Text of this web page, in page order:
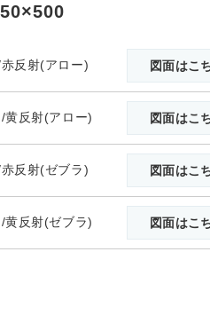
反射(アロー) 図面はこ
黄反射(アロー) 図面はこ
反射(ゼブラ) 図面はこ
黄反射(ゼブラ) 図面はこ